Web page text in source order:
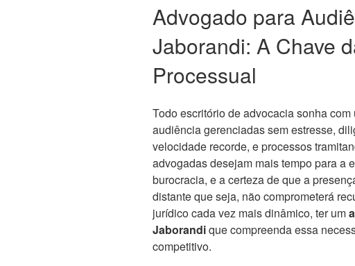
Advogado para
Jaborandi: A Chave
Processual
Todo escritório de advocacia sonha
audiência gerenciadas sem estresse,
velocidade recorde, e processos
advogadas desejam mais tempo para a
burocracia, e a certeza de que a
distante que seja, não comprometerá
jurídico cada vez mais dinâmico, ter um
Jaborandique compreenda essa
competitivo.